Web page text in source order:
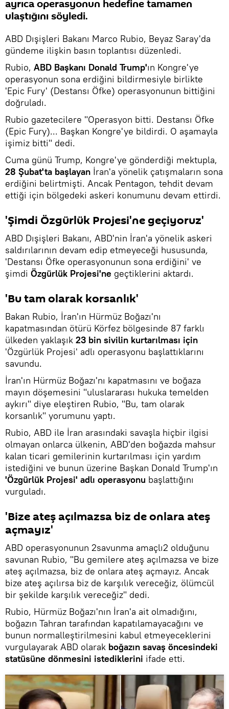
ayrıca operasyonun hedefine tamamen
ulaştığını söyledi.
ABD Dışişleri Bakanı Marco Rubio, Beyaz Saray'da
gündeme ilişkin basın toplantısı düzenledi.
Rubio, ABD Başkanı Donald Trump'ın Kongre'ye
operasyonun sona erdiğini bildirmesiyle birlikte
'Epic Fury' (Destansı Öfke) operasyonunun bittiğini
doğruladı.
Rubio gazetecilere "Operasyon bitti. Destansı Öfke
(Epic Fury)... Başkan Kongre'ye bildirdi. O aşamayla
işimiz bitti" dedi.
Cuma günü Trump, Kongre'ye gönderdiği mektupla,
28 Şubat'ta başlayan İran'a yönelik çatışmaların sona
erdiğini belirtmişti. Ancak Pentagon, tehdit devam
ettiği için bölgedeki askeri konumunu devam ettirdi.
'Şimdi Özgürlük Projesi'ne geçiyoruz'
ABD Dışişleri Bakanı, ABD'nin İran'a yönelik askeri
saldırılarının devam edip etmeyeceği hususunda,
'Destansı Öfke operasyonunun sona erdiğini' ve
şimdi Özgürlük Projesi'ne geçtiklerini aktardı.
'Bu tam olarak korsanlık'
Bakan Rubio, İran'ın Hürmüz Boğazı'nı
kapatmasından ötürü Körfez bölgesinde 87 farklı
ülkeden yaklaşık 23 bin sivilin kurtarılması için
'Özgürlük Projesi' adlı operasyonu başlattıklarını
savundu.
İran'ın Hürmüz Boğazı'nı kapatmasını ve boğaza
mayın döşemesini "uluslararası hukuka temelden
aykırı" diye eleştiren Rubio, "Bu, tam olarak
korsanlık" yorumunu yaptı.
Rubio, ABD ile İran arasındaki savaşla hiçbir ilgisi
olmayan onlarca ülkenin, ABD'den boğazda mahsur
kalan ticari gemilerinin kurtarılması için yardım
istediğini ve bunun üzerine Başkan Donald Trump'ın
'Özgürlük Projesi' adlı operasyonu başlattığını
vurguladı.
'Bize ateş açılmazsa biz de onlara ateş
açmayız'
ABD operasyonunun 2savunma amaçlı2 olduğunu
savunan Rubio, "Bu gemilere ateş açılmazsa ve bize
ateş açılmazsa, biz de onlara ateş açmayız. Ancak
bize ateş açılırsa biz de karşılık vereceğiz, ölümcül
bir şekilde karşılık vereceğiz" dedi.
Rubio, Hürmüz Boğazı'nın İran'a ait olmadığını,
boğazın Tahran tarafından kapatılamayacağını ve
bunun normalleştirilmesini kabul etmeyeceklerini
vurgulayarak ABD olarak boğazın savaş öncesindeki
statüsüne dönmesini istediklerini ifade etti.